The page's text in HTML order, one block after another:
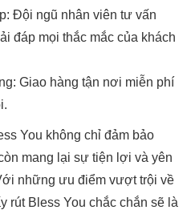
Đội ngũ nhân viên tư vấn
đáp mọi thắc mắc của khách
Giao hàng tận nơi miễn phí
You không chỉ đảm bảo
mang lại sự tiện lợi và yên
những ưu điểm vượt trội về
rút Bless You chắc chắn sẽ là